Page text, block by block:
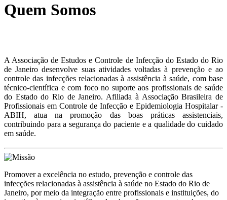
Quem Somos
A Associação de Estudos e Controle de Infecção do Estado do Rio
de Janeiro desenvolve suas atividades voltadas à prevenção e ao
controle das infecções relacionadas à assistência à saúde, com base
técnico-científica e com foco no suporte aos profissionais de saúde
do Estado do Rio de Janeiro. Afiliada à Associação Brasileira de
Profissionais em Controle de Infecção e Epidemiologia Hospitalar -
ABIH, atua na promoção das boas práticas assistenciais,
contribuindo para a segurança do paciente e a qualidade do cuidado
em saúde.
Promover a excelência no estudo, prevenção e controle das
infecções relacionadas à assistência à saúde no Estado do Rio de
Janeiro, por meio da integração entre profissionais e instituições, do